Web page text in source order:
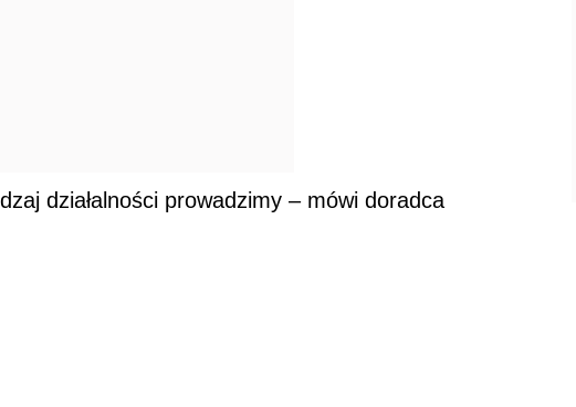
działalności prowadzimy – mówi doradca